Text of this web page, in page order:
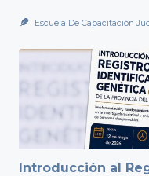
Escuela De Capacitación
Introducción al